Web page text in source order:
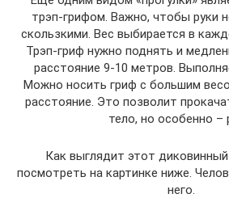
трэп-грифом. Важно, чтобы руки
скользкими. Вес выбирается в
Трэп-гриф нужно поднять и
расстояние 9-10 метров.
Можно носить гриф с большим
расстояние. Это позволит
тело, но особенно –
Как выглядит этот
посмотреть на картинке ниже.
него.